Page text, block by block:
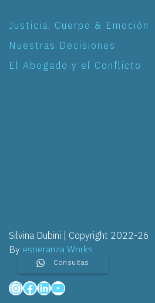
Justicia, Cuerpo & Emoción
Nuestras Decisiones
El Abogado y el Conflicto
Silvina Dubini | Copyright 2022-26
Byesperanza Works
Consultas